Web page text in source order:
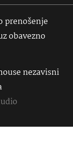
prenošenje
obavezno
nezavisni